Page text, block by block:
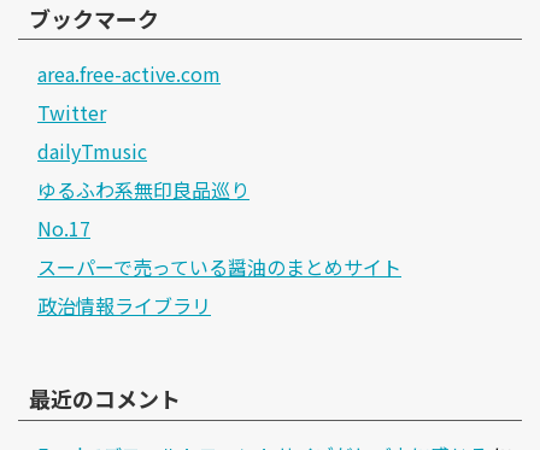
ブックマーク
area.free-active.com
Twitter
dailyTmusic
ゆるふわ系無印良品巡り
No.17
スーパーで売っている醤油のまとめサイト
政治情報ライブラリ
最近のコメント